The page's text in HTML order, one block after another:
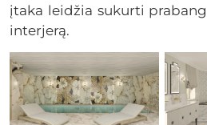
įtaka leidžia sukurti
interjerą.